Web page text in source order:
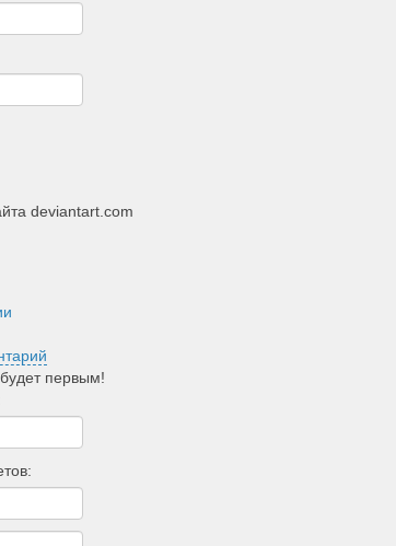
deviantart.com
первым!